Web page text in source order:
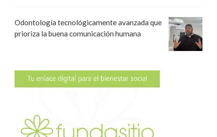
Odontología tecnológicamente avanzada que
prioriza la buena comunicación humana